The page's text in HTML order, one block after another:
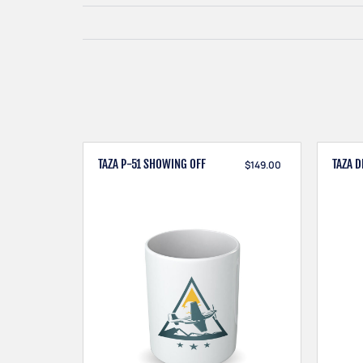
TAZA P-51 SHOWING OFF $149.00 TAZA